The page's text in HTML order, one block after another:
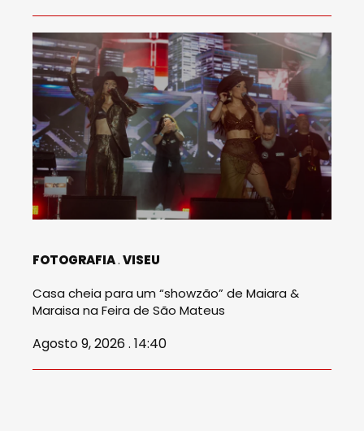
FOTOGRAFIA VISEU
Casa cheia para um “showzão” de Maiara &
Maraisa na Feira de São Mateus
Agosto 9, 2026 . 14:40